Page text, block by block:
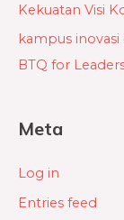
Kekuatan Visi
kampus inovasi
BTQ for
Meta
Log in
Entries feed